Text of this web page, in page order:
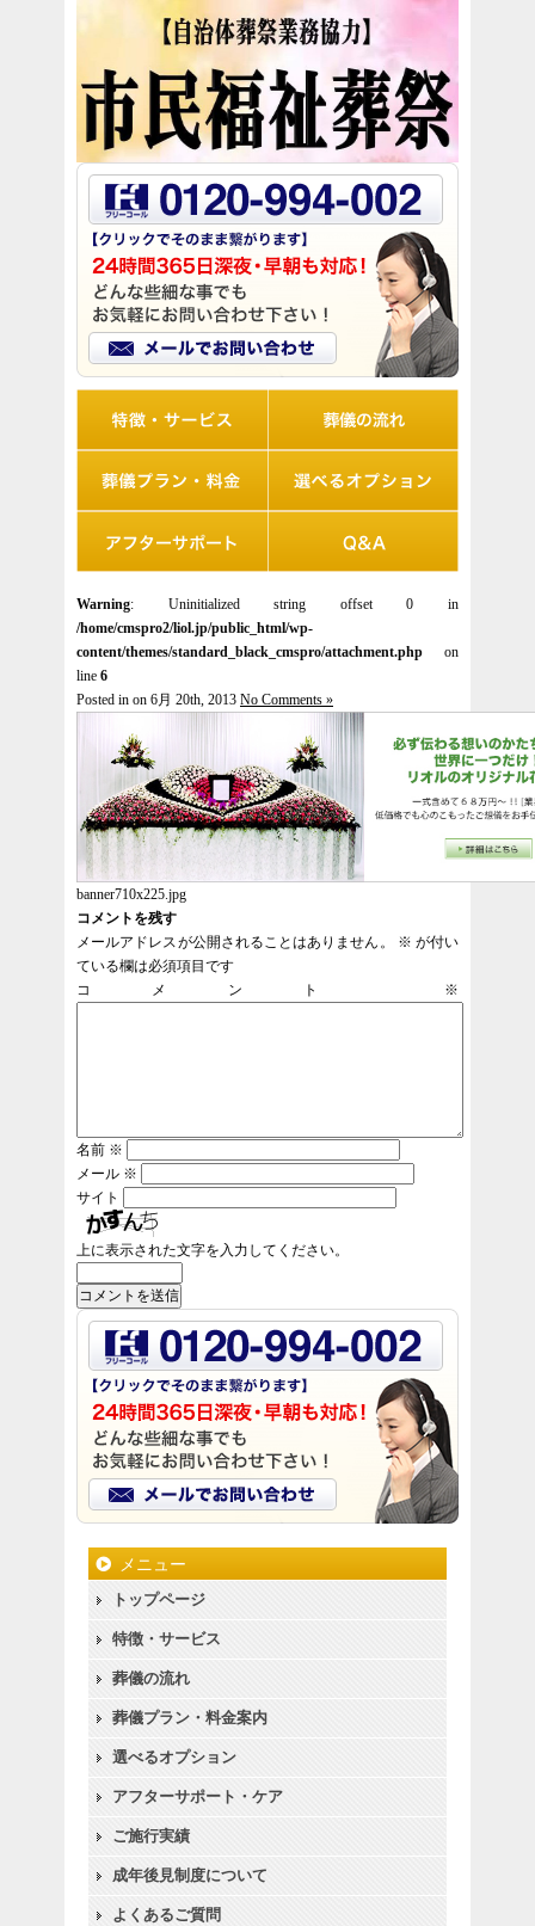
Warning: Uninitialized string offset 0 in
/home/cmspro2/liol.jp/public_html/wp-
content/themes/standard_black_cmspro/attachment.php on
line 6
Posted in on 6月 20th, 2013 No Comments »
banner710x225.jpg
コメントを残す
メールアドレスが公開されることはありません。
※ が付い
ている欄は必須項目です
コメント ※
名前 ※
メール ※
サイト
上に表示された文字を入力してください。
メニュー
トップページ
特徴・サービス
葬儀の流れ
葬儀プラン・料金案内
選べるオプション
アフターサポート・ケア
ご施行実績
成年後見制度について
よくあるご質問